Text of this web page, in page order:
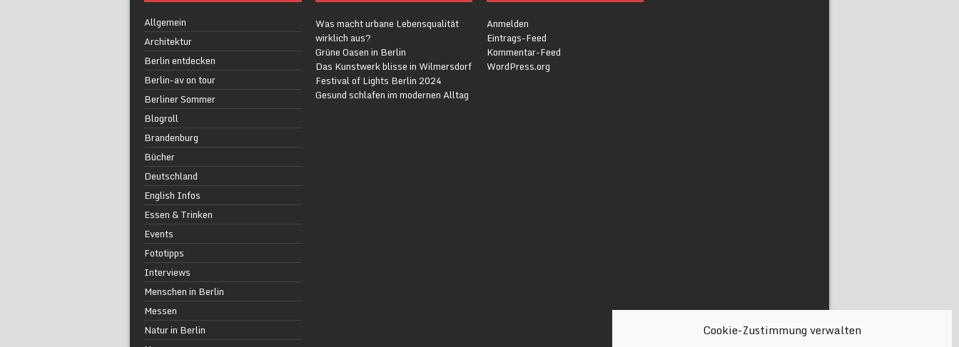
Cookie-Zustimmung verwalten
Allgemein
Architektur
Berlin entdecken
Berlin-av on tour
Berliner Sommer
Blogroll
Brandenburg
Bücher
Deutschland
English Infos
Essen & Trinken
Events
Fototipps
Interviews
Menschen in Berlin
Messen
Natur in Berlin
Was macht urbane Lebensqualität
wirklich aus?
Grüne Oasen in Berlin
Das Kunstwerk blisse in Wilmersdorf
Festival of Lights Berlin 2024
Gesund schlafen im modernen Alltag
Anmelden
Eintrags-Feed
Kommentar-Feed
WordPress.org